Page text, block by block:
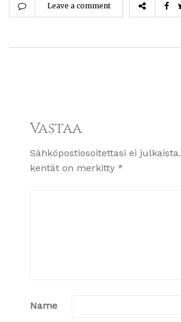
Leave a comment
Vastaa
Sähköpostiosoitettasi ei julkaista.
kentät on merkitty *
Name